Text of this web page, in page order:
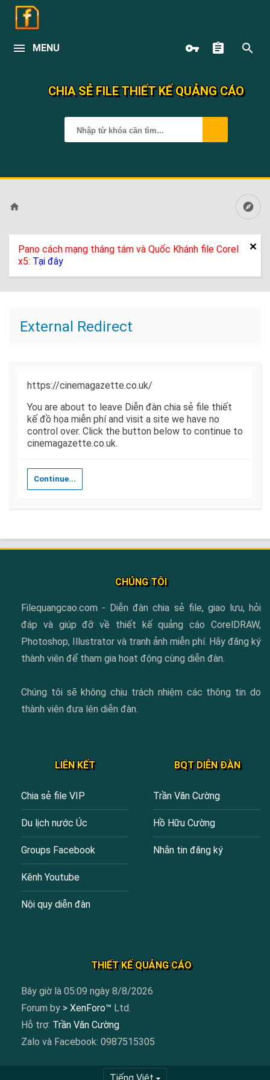
MENU
CHIA SẺ FILE THIẾT KẾ QUẢNG CÁO
Pano cách mạng tháng tám và Quốc Khánh file Corel
x5: Tại đây
External Redirect
https://cinemagazette.co.uk/
You are about to leave Diễn đàn chia sẻ file thiết
kế đồ họa miễn phí and visit a site we have no
control over. Click the button below to continue to
cinemagazette.co.uk.
Continue...
CHÚNG TÔI
Filequangcao.com - Diễn đàn chia sẻ file, giao lưu, hỏi
đáp và giúp đỡ về thiết kế quảng cáo CorelDRAW,
Photoshop, Illustrator và tranh ảnh miễn phí. Hãy đăng ký
thành viên để tham gia hoạt động cùng diễn đàn.
Chúng tôi sẽ không chịu trách nhiệm các thông tin do
thành viên đưa lên diễn đàn.
LIÊN KẾT
Chia sẻ file VIP
Du lịch nước Úc
Groups Facebook
Kênh Youtube
Nội quy diễn đàn
BQT DIỄN ĐÀN
Trần Văn Cường
Hồ Hữu Cường
Nhắn tin đăng ký
THIẾT KẾ QUẢNG CÁO
Bây giờ là 05:09 ngày 8/8/2026
Forum by > XenForo™ Ltd.
Hỗ trợ: Trần Văn Cường
Zalo và Facebook: 0987515305